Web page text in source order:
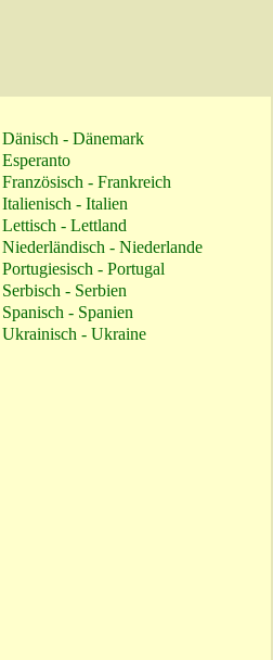
Dänisch - Dänemark
Esperanto
Französisch - Frankreich
Italienisch - Italien
Lettisch - Lettland
Niederländisch - Niederlande
Portugiesisch - Portugal
Serbisch - Serbien
Spanisch - Spanien
Ukrainisch - Ukraine